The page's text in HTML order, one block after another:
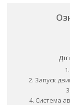
2. Запуск
4. Система